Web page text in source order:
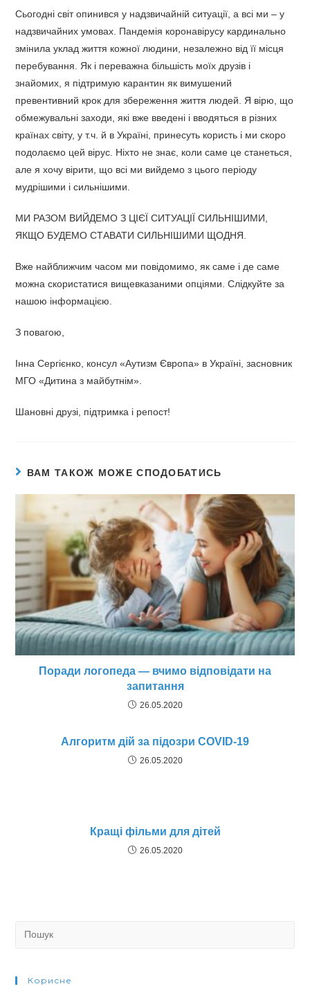
Сьогодні світ опинився у надзвичайній ситуації, а всі ми – у
надзвичайних умовах. Пандемія коронавірусу кардинально
змінила уклад життя кожної людини, незалежно від її місця
перебування. Як і переважна більшість моїх друзів і
знайомих, я підтримую карантин як вимушений
превентивний крок для збереження життя людей. Я вірю, що
обмежувальні заходи, які вже введені і вводяться в різних
країнах світу, у т.ч. й в Україні, принесуть користь і ми скоро
подолаємо цей вірус. Ніхто не знає, коли саме це станеться,
але я хочу вірити, що всі ми вийдемо з цього періоду
мудрішими і сильнішими.
МИ РАЗОМ ВИЙДЕМО З ЦІЄЇ СИТУАЦІЇ СИЛЬНІШИМИ,
ЯКЩО БУДЕМО СТАВАТИ СИЛЬНІШИМИ ЩОДНЯ.
Вже найближчим часом ми повідомимо, як саме і де саме
можна скористатися вищевказаними опціями. Слідкуйте за
нашою інформацією.
З повагою,
Інна Сергієнко, консул «Аутизм Європа» в Україні, засновник
МГО «Дитина з майбутнім».
Шановні друзі, підтримка і репост!
ВАМ ТАКОЖ МОЖЕ СПОДОБАТИСЬ
Поради логопеда — вчимо відповідати на
запитання
26.05.2020
Алгоритм дій за підозри COVID-19
26.05.2020
Кращі фільми для дітей
26.05.2020
Корисне